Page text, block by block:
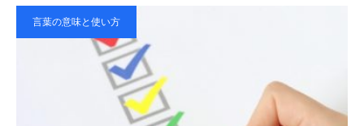
言葉の意味と使い方